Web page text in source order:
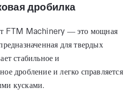
дробилка
FTM Machinery — это мощная
для твердых
стабильное и
дробление и легко справляется
кусками.